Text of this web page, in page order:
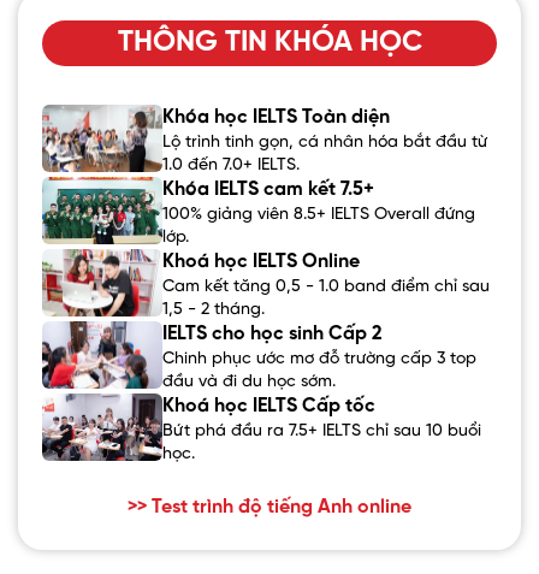
THÔNG TIN KHÓA HỌC
Khóa học IELTS Toàn diện
Lộ trình tinh gọn, cá nhân hóa bắt đầu từ
1.0 đến 7.0+ IELTS.
Khóa IELTS cam kết 7.5+
100% giảng viên 8.5+ IELTS Overall đứng
lớp.
Khoá học IELTS Online
Cam kết tăng 0,5 - 1.0 band điểm chỉ sau
1,5 - 2 tháng.
IELTS cho học sinh Cấp 2
Chinh phục ước mơ đỗ trường cấp 3 top
đầu và đi du học sớm.
Khoá học IELTS Cấp tốc
Bứt phá đầu ra 7.5+ IELTS chỉ sau 10 buổi
học.
>> Test trình độ tiếng Anh online